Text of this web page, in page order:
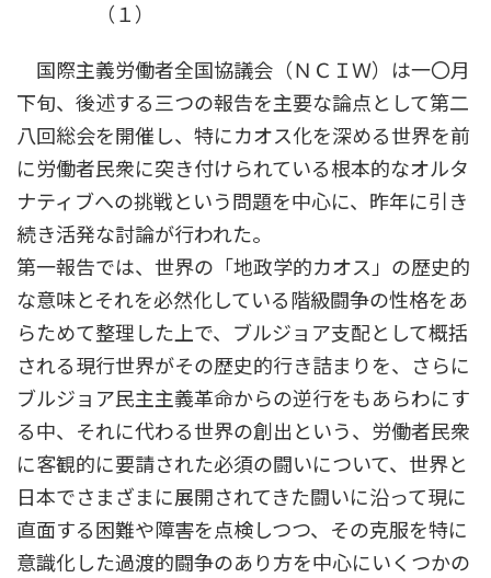
（１）
国際主義労働者全国協議会（ＮＣＩＷ）は一〇月
下旬、後述する三つの報告を主要な論点として第二
八回総会を開催し、特にカオス化を深める世界を前
に労働者民衆に突き付けられている根本的なオルタ
ナティブへの挑戦という問題を中心に、昨年に引き
続き活発な討論が行われた。
第一報告では、世界の「地政学的カオス」の歴史的
な意味とそれを必然化している階級闘争の性格をあ
らためて整理した上で、ブルジョア支配として概括
される現行世界がその歴史的行き詰まりを、さらに
ブルジョア民主主義革命からの逆行をもあらわにす
る中、それに代わる世界の創出という、労働者民衆
に客観的に要請された必須の闘いについて、世界と
日本でさまざまに展開されてきた闘いに沿って現に
直面する困難や障害を点検しつつ、その克服を特に
意識化した過渡的闘争のあり方を中心にいくつかの